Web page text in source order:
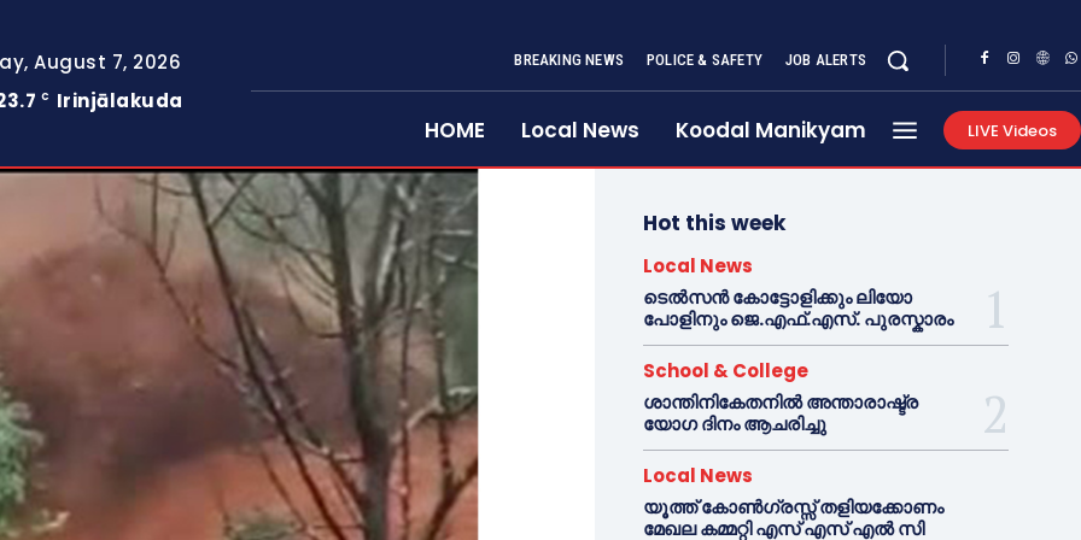
August 7, 2026
C Irinjālakuda
BREAKING NEWS POLICE & SAFETY JOB ALERTS
HOME Local News Koodal Manikyam LIVE Videos
Hot this week
Local News
ടെൽസൻ കോട്ടോളിക്കും ലിയോ
പോളിനും ജെ.എഫ്.എസ്. പുരസ്കാരം
School & College
ശാന്തിനികേതനിൽ അന്താരാഷ്ട്ര
യോഗ ദിനം ആചരിച്ചു
Local News
യൂത്ത് കോൺഗ്രസ്സ് തളിയക്കോണം
മേഖല കമ്മറ്റി എസ് എസ് എൽ സി